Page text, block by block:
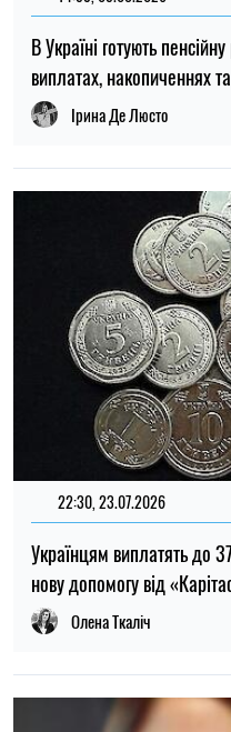
В Україні готують
виплатах, накопиченнях
Ірина Де Люсто
22:30, 23.07.2026
Українцям виплатять до
нову допомогу від
Олена Ткаліч